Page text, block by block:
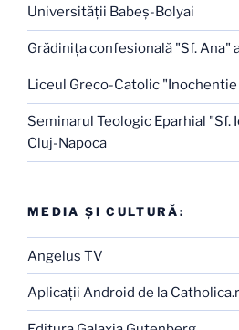
Universităţii Babeş-Bolyai
Grădiniţa confesională "Sf. Ana"
Liceul Greco-Catolic
Seminarul Teologic Eparhial "Sf.
Cluj-Napoca
MEDIA ŞI CULTURĂ:
Angelus TV
Aplicaţii Android de la